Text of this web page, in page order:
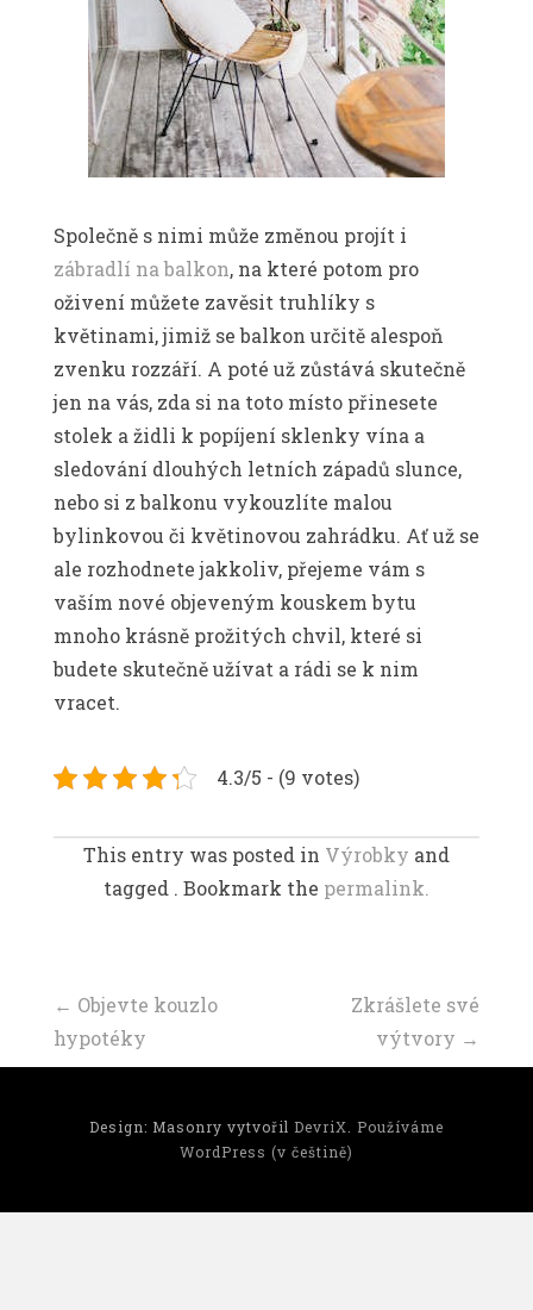
Společně s nimi může změnou projít i
zábradlí na balkon, na které potom pro
oživení můžete zavěsit truhlíky s
květinami, jimiž se balkon určitě alespoň
zvenku rozzáří. A poté už zůstává skutečně
jen na vás, zda si na toto místo přinesete
stolek a židli k popíjení sklenky vína a
sledování dlouhých letních západů slunce,
nebo si z balkonu vykouzlíte malou
bylinkovou či květinovou zahrádku. Ať už se
ale rozhodnete jakkoliv, přejeme vám s
vaším nové objeveným kouskem bytu
mnoho krásně prožitých chvil, které si
budete skutečně užívat a rádi se k nim
vracet.
4.3/5 - (9 votes)
This entry was posted in Výrobky and
tagged . Bookmark the permalink.
Navigace
příspěvku
← Objevte kouzlo
hypotéky
Zkrášlete své
výtvory →
Design: Masonry vytvořil DevriX
Používáme
WordPress (v češtině)